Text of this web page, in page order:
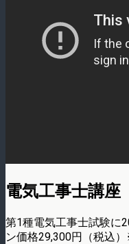
電気工事士講座
第1種電気工事士試験に
ン価格29,300円（税込